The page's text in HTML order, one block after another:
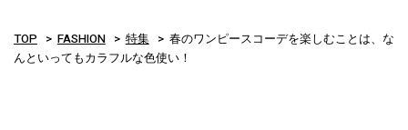
TOP FASHION 特集
春のワンピースコーデを楽しむことは、な
んといってもカラフルな色使い！